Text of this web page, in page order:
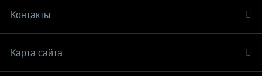
Контакты
Карта сайта